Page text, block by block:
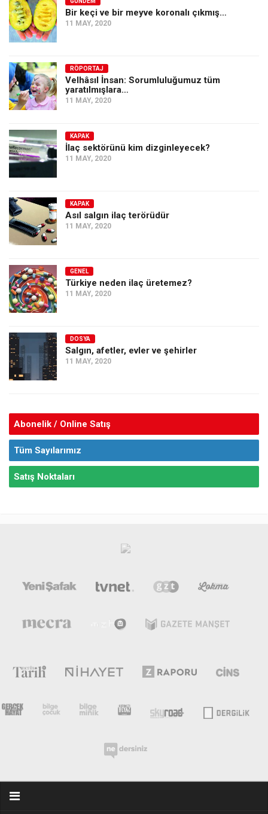
Bir keçi ve bir meyve koronalı çıkmış…
11 MAY, 2020
RÖPORTAJ
Velhâsıl İnsan: Sorumluluğumuz tüm
yaratılmışlara…
11 MAY, 2020
KAPAK
İlaç sektörünü kim dizginleyecek?
11 MAY, 2020
KAPAK
Asıl salgın ilaç terörüdür
11 MAY, 2020
GENEL
Türkiye neden ilaç üretemez?
11 MAY, 2020
DOSYA
Salgın, afetler, evler ve şehirler
11 MAY, 2020
Abonelik / Online Satış
Tüm Sayılarımız
Satış Noktaları